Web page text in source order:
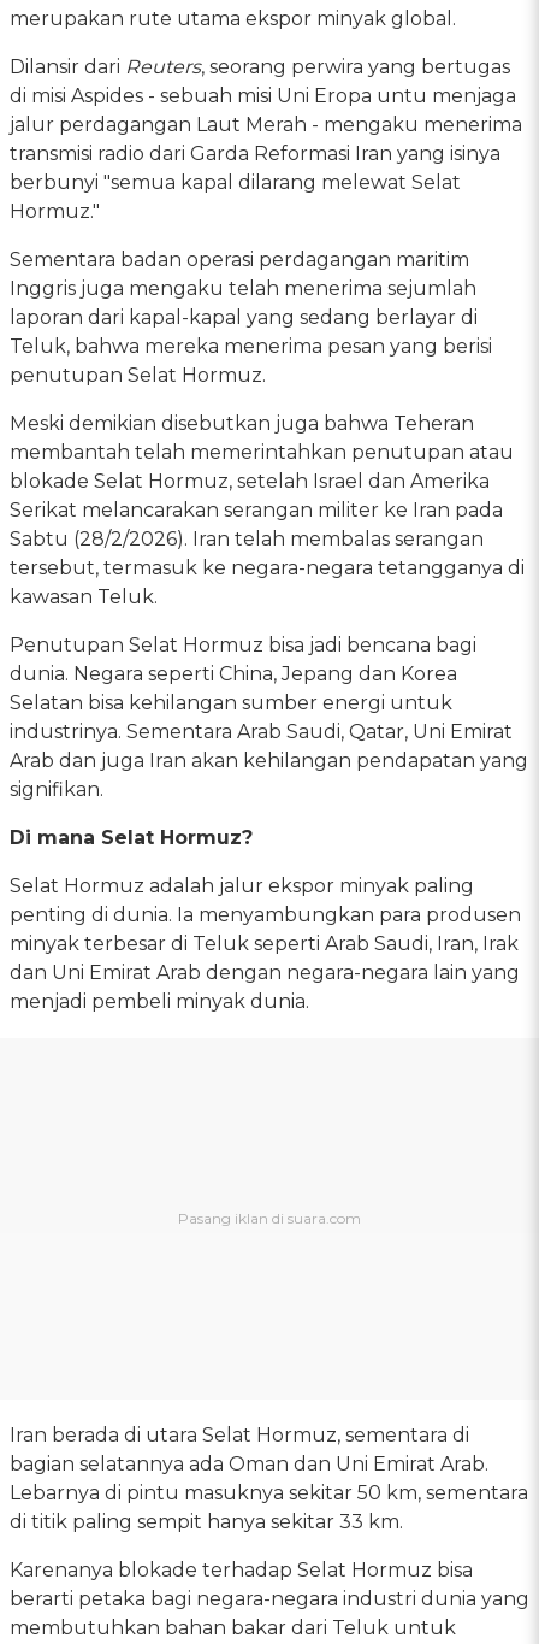
merupakan rute utama ekspor minyak global.
Dilansir dari Reuters, seorang perwira yang bertugas
di misi Aspides - sebuah misi Uni Eropa untu menjaga
jalur perdagangan Laut Merah - mengaku menerima
transmisi radio dari Garda Reformasi Iran yang isinya
berbunyi "semua kapal dilarang melewat Selat
Hormuz."
Sementara badan operasi perdagangan maritim
Inggris juga mengaku telah menerima sejumlah
laporan dari kapal-kapal yang sedang berlayar di
Teluk, bahwa mereka menerima pesan yang berisi
penutupan Selat Hormuz.
Meski demikian disebutkan juga bahwa Teheran
membantah telah memerintahkan penutupan atau
blokade Selat Hormuz, setelah Israel dan Amerika
Serikat melancarakan serangan militer ke Iran pada
Sabtu (28/2/2026). Iran telah membalas serangan
tersebut, termasuk ke negara-negara tetangganya di
kawasan Teluk.
Penutupan Selat Hormuz bisa jadi bencana bagi
dunia. Negara seperti China, Jepang dan Korea
Selatan bisa kehilangan sumber energi untuk
industrinya. Sementara Arab Saudi, Qatar, Uni Emirat
Arab dan juga Iran akan kehilangan pendapatan yang
signifikan.
Di mana Selat Hormuz?
Selat Hormuz adalah jalur ekspor minyak paling
penting di dunia. Ia menyambungkan para produsen
minyak terbesar di Teluk seperti Arab Saudi, Iran, Irak
dan Uni Emirat Arab dengan negara-negara lain yang
menjadi pembeli minyak dunia.
Iran berada di utara Selat Hormuz, sementara di
bagian selatannya ada Oman dan Uni Emirat Arab.
Lebarnya di pintu masuknya sekitar 50 km, sementara
di titik paling sempit hanya sekitar 33 km.
Karenanya blokade terhadap Selat Hormuz bisa
berarti petaka bagi negara-negara industri dunia yang
membutuhkan bahan bakar dari Teluk untuk